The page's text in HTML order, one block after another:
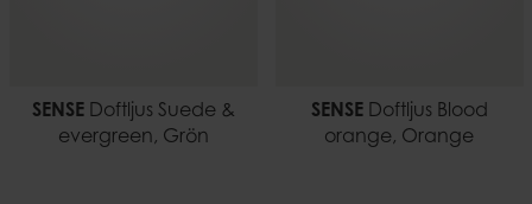
SENSEDoftljus Suede &
evergreen, Grön
SENSEDoftljus Blood
orange, Orange